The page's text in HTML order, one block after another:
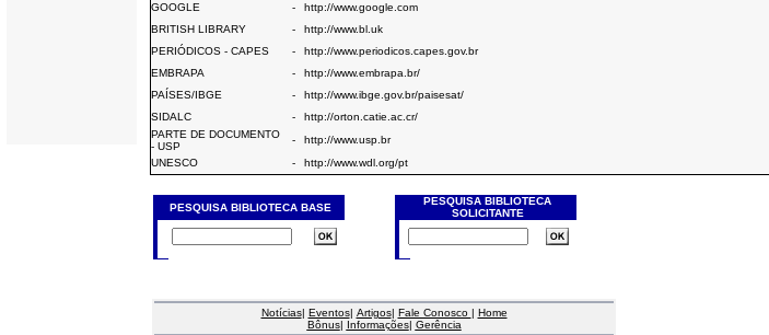
GOOGLE
-
http://www.google.com
BRITISH LIBRARY
-
http://www.bl.uk
PERIÓDICOS - CAPES
-
http://www.periodicos.capes.gov.br
EMBRAPA
-
http://www.embrapa.br/
PAÍSES/IBGE
-
http://www.ibge.gov.br/paisesat/
SIDALC
-
http://orton.catie.ac.cr/
PARTE DE DOCUMENTO
- USP
-
http://www.usp.br
UNESCO
- http://www.wdl.org/pt
PESQUISA BIBLIOTECA BASE
PESQUISA BIBLIOTECA
SOLICITANTE
Notícias| Eventos| Artigos| Fale Conosco | Home
Bônus| Informações| Gerência